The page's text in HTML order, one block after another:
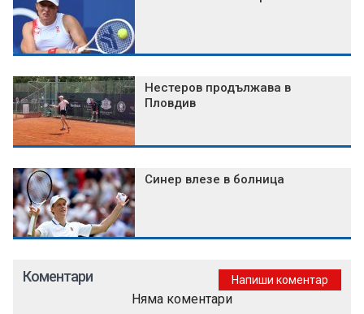
Нестеров продължава в
Пловдив
Синер влезе в болница
Коментари Напиши коментар
Няма коментари